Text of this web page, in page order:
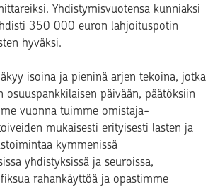
Yhdistymisvuotensa kunniaksi
350 000 euron lahjoituspotin
hyväksi.
isoina ja pieninä arjen tekoina, jotka
osuuspankkilaisen päivään, päätöksiin
vuonna tuimme omistaja-
mukaisesti erityisesti lasten ja
kymmenissä
yhdistyksissä ja seuroissa,
rahankäyttöä ja opastimme